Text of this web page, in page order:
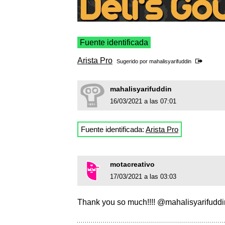
Fuente identificada
Arista Pro Sugerido por mahalisyarifuddin
mahalisyarifuddin
16/03/2021 a las 07:01
Fuente identificada: Arista Pro
motacreativo
17/03/2021 a las 03:03
Thank you so much!!!!